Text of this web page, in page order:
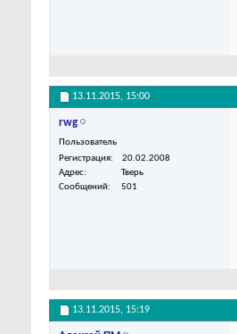
13.11.2015, 15:00
rwg
Пользователь
Регистрация
20.02.2008
Адрес
Тверь
Сообщений
501
13.11.2015, 15:19